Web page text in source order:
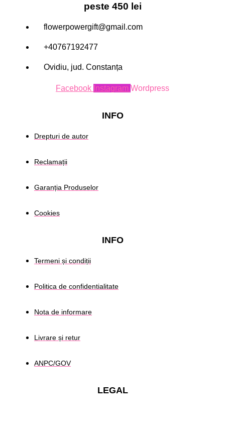
peste 450 lei
flowerpowergift@gmail.com
+40767192477
Ovidiu, jud. Constanța
Facebook Instagram Wordpress
INFO
Drepturi de autor
Reclamații
Garanția Produselor
Cookies
INFO
Termeni și condiții
Politica de confidentialitate
Nota de informare
Livrare și retur
ANPC/GOV
LEGAL